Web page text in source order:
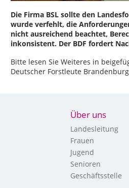
Die Firma BSL sollte den
wurde verfehlt, die
nicht ausreichend beachtet,
inkonsistent. Der BDF fordert
Bitte lesen Sie Weiteres in
Deutscher Forstleute
Über uns
Landesleitung
Frauen
Jugend
Senioren
Geschäftsstelle